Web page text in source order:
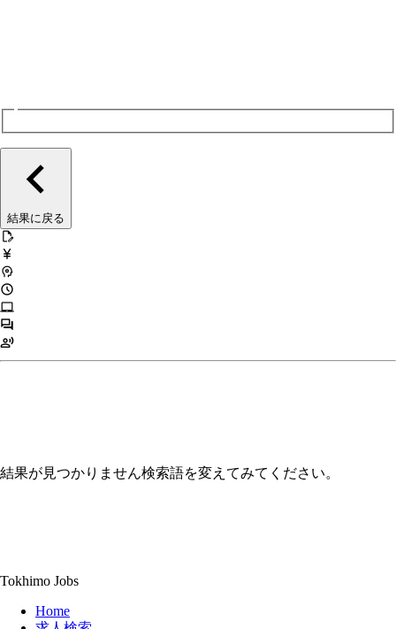
結果に戻る
edit_document
currency_yen
psychology
schedule
laptop_mac
forum
record_voice_over
結果が見つかりません検索語を変えてみてください。
Tokhimo Jobs
Home